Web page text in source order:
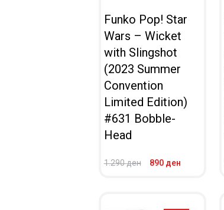
Funko Pop! Star
Wars – Wicket
with Slingshot
(2023 Summer
Convention
Limited Edition)
#631 Bobble-
Head
1.290ден 890 ден
ВО КОШНИЧКА